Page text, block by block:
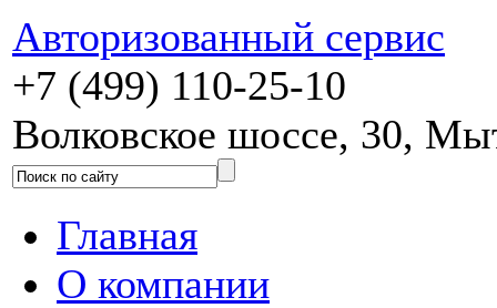
Авторизованный сервис
+7 (499) 110-25-10
Волковское шоссе, 30,
Главная
О компании